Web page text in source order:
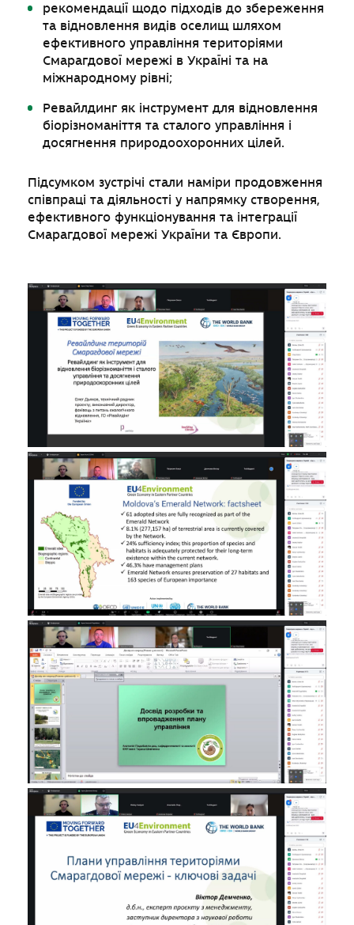
рекомендації щодо підходів до збереження
та відновлення видів оселищ шляхом
ефективного управління територіями
Смарагдової мережі в Україні та на
міжнародному рівні;
Ревайлдинг як інструмент для відновлення
біорізноманіття та сталого управління і
досягнення природоохоронних цілей.
Підсумком зустрічі стали наміри продовження
співпраці та діяльності у напрямку створення,
ефективного функціонування та інтеграції
Смарагдової мережі України та Європи.